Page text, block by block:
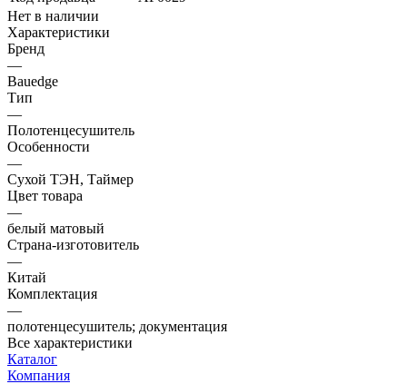
Нет в наличии
Характеристики
Бренд
—
Bauedge
Тип
—
Полотенцесушитель
Особенности
—
Сухой ТЭН, Таймер
Цвет товара
—
белый матовый
Страна-изготовитель
—
Китай
Комплектация
—
полотенцесушитель; документация
Все характеристики
Каталог
Компания